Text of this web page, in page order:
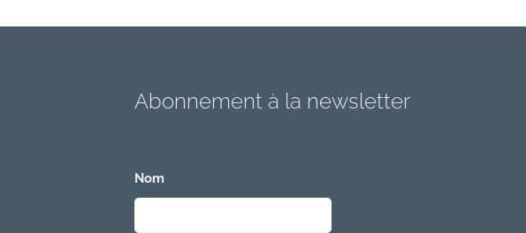
Abonnement à la newsletter
Nom